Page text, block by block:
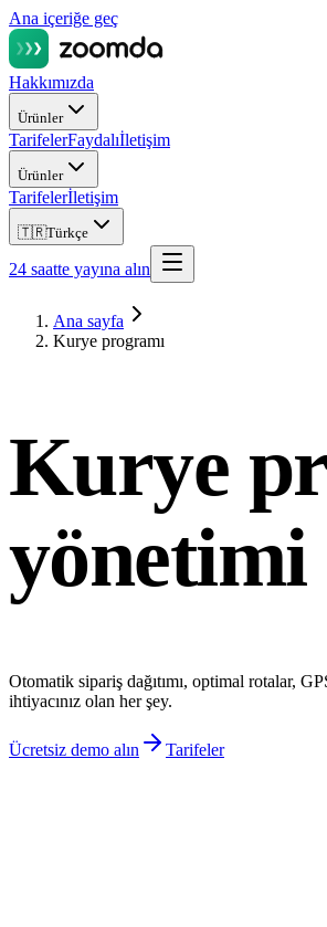
Ana içeriğe geç
Hakkımızda
Ürünler
TarifelerFaydalıİletişim
Ürünler
Tarifelerİletişim
🇹🇷Türkçe
24 saatte yayına alın
Ana sayfa
Kurye programı
Kurye
yönetimi
Otomatik sipariş dağıtımı, optimal rotalar,
ihtiyacınız olan her şey.
Ücretsiz demo alın Tarifeler